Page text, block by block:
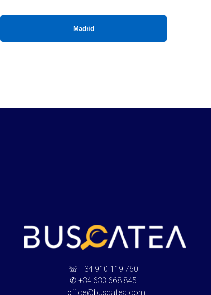
Madrid
☏+34 910 119 760
✆ +34 633 668 845
office@buscatea.com